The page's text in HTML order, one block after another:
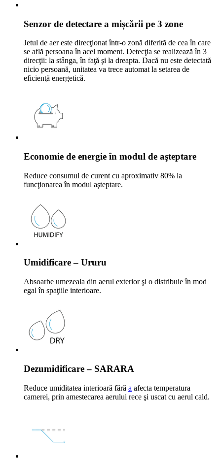
Senzor de detectare a mișcării pe 3 zone
Jetul de aer este direcţionat într-o zonă diferită de cea în care
se află persoana în acel moment. Detecţia se realizează în 3
direcţii: la stânga, în faţă şi la dreapta. Dacă nu este detectată
nicio persoană, unitatea va trece automat la setarea de
eficienţă energetică.
Economie de energie în modul de aşteptare
Reduce consumul de curent cu aproximativ 80% la
funcţionarea în modul aşteptare.
Umidificare – Ururu
Absoarbe umezeala din aerul exterior şi o distribuie în mod
egal în spaţiile interioare.
Dezumidificare – SARARA
Reduce umiditatea interioară fără a afecta temperatura
camerei, prin amestecarea aerului rece şi uscat cu aerul cald.